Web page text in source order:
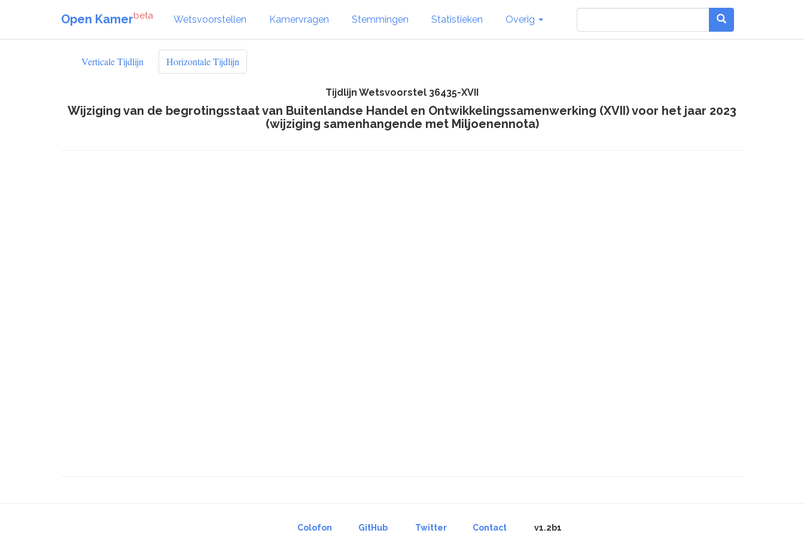
Open Kamerbeta Wetsvoorstellen Kamervragen Stemmingen Statistieken Overig
Verticale Tijdlijn Horizontale Tijdlijn
Tijdlijn Wetsvoorstel 36435-XVII
Wijziging van de begrotingsstaat van Buitenlandse Handel en Ontwikkelingssamenwerking (XVII) voor het jaar 2023
(wijziging samenhangende met Miljoenennota)
Colofon GitHub Twitter Contact v1.2b1